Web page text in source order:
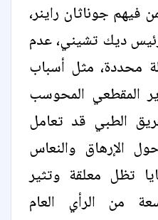
فيهم جوناثان راينر،
ديك تشيني، عدم
محددة، مثل أسباب
المقطعي المحوسب
الطبي قد تعامل
الإرهاق والنعاس
تظل معلقة وتثير
من الرأي العام